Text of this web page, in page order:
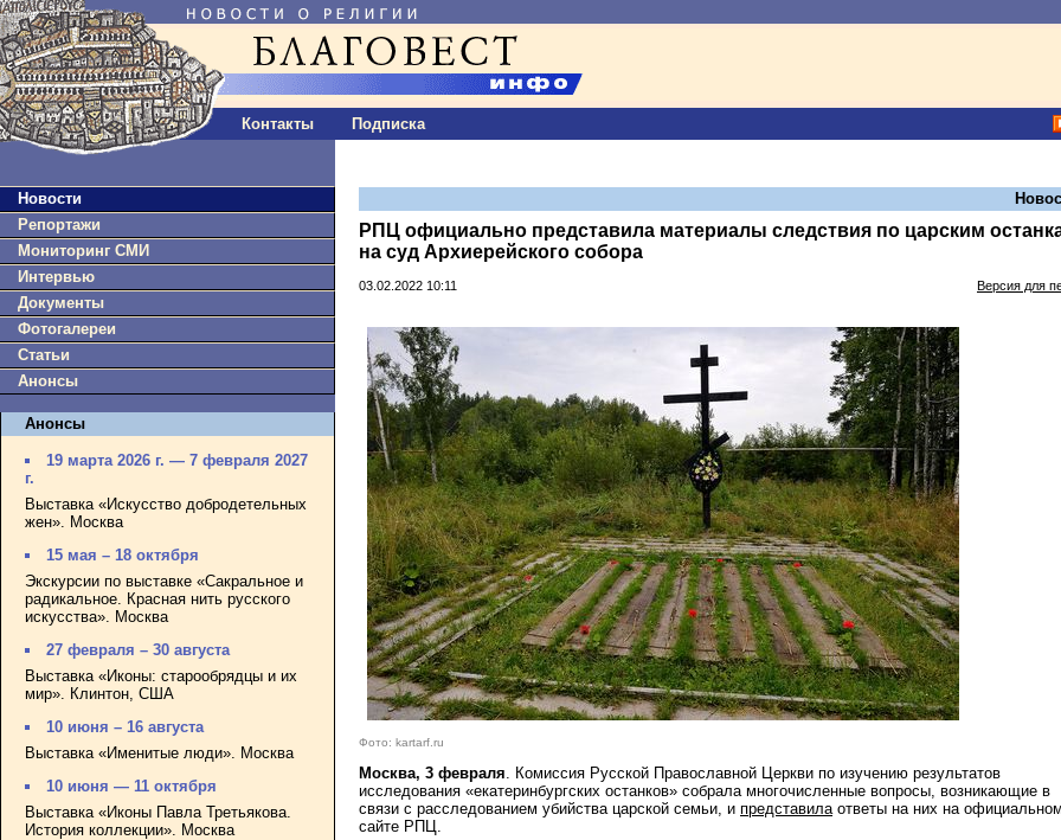
Контакты Подписка
Новости
Репортажи
Мониторинг СМИ
Интервью
Документы
Фотогалереи
Статьи
Анонсы
Анонсы
19 марта 2026 г. — 7 февраля 2027
г.
Выставка «Искусство добродетельных
жен». Москва
15 мая – 18 октября
Экскурсии по выставке «Сакральное и
радикальное. Красная нить русского
искусства». Москва
27 февраля – 30 августа
Выставка «Иконы: старообрядцы и их
мир». Клинтон, США
10 июня – 16 августа
Выставка «Именитые люди». Москва
10 июня — 11 октября
Выставка «Иконы Павла Третьякова.
История коллекции». Москва
РПЦ официально представила материалы следствия по царским
на суд Архиерейского собора
03.02.2022 10:11 Версия для
Фото: kartarf.ru
Москва, 3 февраля. Комиссия Русской Православной Церкви по изучению результатов
исследования «екатеринбургских останков» собрала многочисленные вопросы, возникающие в
связи с расследованием убийства царской семьи, и представилаответы на них на
сайте РПЦ.